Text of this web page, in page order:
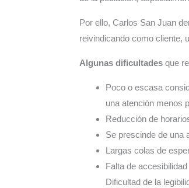
Por ello, Carlos San Juan
reivindicando como cliente,
Algunas dificultades que
Poco o escasa
una atención menos
Reducción de
Se prescinde de una
Largas colas de
Falta de
Dificultad de la